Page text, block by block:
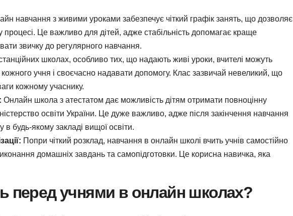
навчання з живими уроками забезпечує чіткий графік занять, що дозволяє
процесі. Це важливо для дітей, адже стабільність допомагає краще
звичку до регулярного навчання.
школах, особливо тих, що надають живі уроки, вчителі можуть
кожного учня і своєчасно надавати допомогу. Клас зазвичай невеликий, що
кожному учаснику.
Онлайн школа з атестатом дає можливість дітям отримати повноцінну
освіти України. Це дуже важливо, адже після закінчення навчання
будь-якому закладі вищої освіти.
Попри чіткий розклад, навчання в онлайн школі вчить учнів самостійно
домашніх завдань та самопідготовки. Це корисна навичка, яка
перед учнями в онлайн школах?